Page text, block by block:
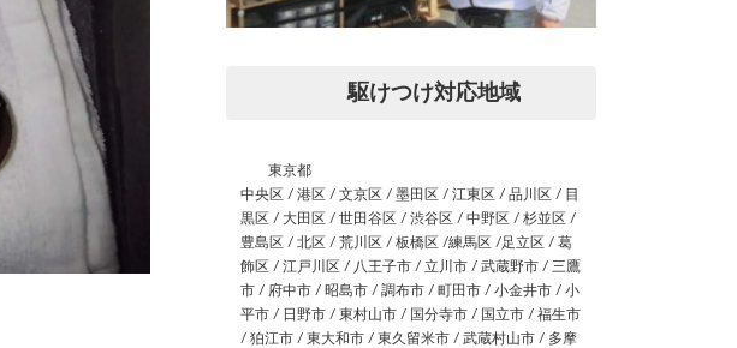
駆けつけ対応地域
東京都
中央区 / 港区 / 文京区 / 墨田区 / 江東区 / 品川区 / 目
黒区 / 大田区 / 世田谷区 / 渋谷区 / 中野区 / 杉並区 /
豊島区 / 北区 / 荒川区 / 板橋区 /練馬区 /足立区 / 葛
飾区 / 江戸川区 / 八王子市 / 立川市 / 武蔵野市 / 三鷹
市 / 府中市 / 昭島市 / 調布市 / 町田市 / 小金井市 / 小
平市 / 日野市 / 東村山市 / 国分寺市 / 国立市 / 福生市
/ 狛江市 / 東大和市 / 東久留米市 / 武蔵村山市 / 多摩